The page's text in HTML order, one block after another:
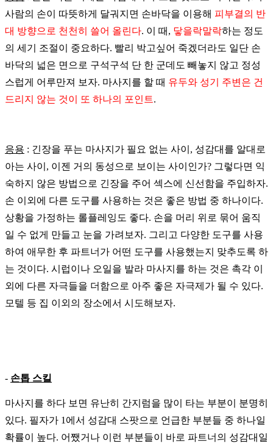
사람의 손이 따뜻하게 달궈지면 손바닥을 이용해 피부결의 반
대 방향으로 천천히 쓸어 올린다. 이 때 , 닿을락말락하는 정도
의 세기 조절이 중요하다. 빨리 박고싶어 죽겠더라도 일단 손
바닥의 넓은 면으로 구석구석 단 한 군데도 빼놓지 않고 정성
스럽게 어루만져 보자. 마사지를 할 때 유두와 성기 주변은 건
드리지
않는 것이 또 하나의 포인트.
응용 : 긴장을 푸는 마사지가 필요 없는 사이 , 성감대를 알대로
아는 사이 , 이젠 거의 동성으로 보이는 사이인가? 그렇다면 익
숙하지 않은 방법으로 긴장을 주어 섹스에 신선함을 주입하자.
손 이외에 다른 도구를 사용하는 것은 좋은 방법 중 하나이다.
상황을 가정하는 롤플레잉도 좋다. 손을 머리 위로 묶어 움직
일 수 없게 만들고 눈을 가려보자. 그리고 다양한 도구를 사용
하여 애무한 후 파트너가 어떤 도구를 사용했는지 맞추도록 하
는 것이다. 시럽이나 오일을 발라 마사지를 하는 것은 촉각 이
외에 다른 자극들을 더함으로 아주 좋은 자극제가 될 수 있다.
모텔 등 집 이외의 장소에서 시도해보자.
- 손톱 스킬
마사지를 하다 보면 유난히 간지럼을 많이 타는 부분이
분명히
있다. 필자가 1 에서 성감대 스팟으로 언급한 부분들 중 하나일
확률이
높다. 어쨌거나 이런 부분들이 바로 파트너의 성감대일